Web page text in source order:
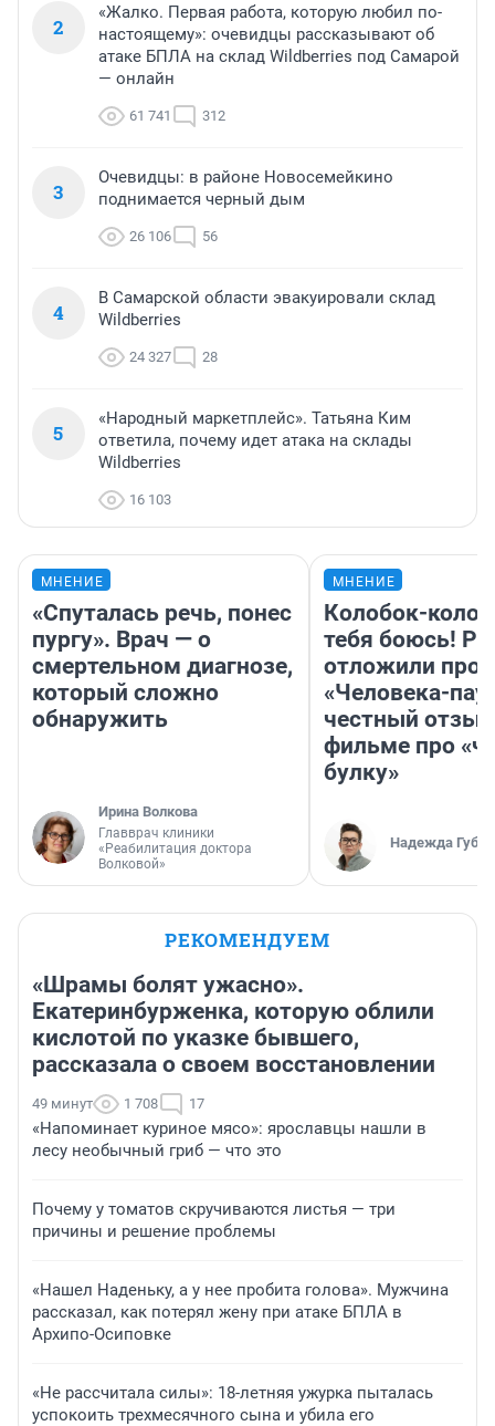
2
«Жалко. Первая работа, которую любил по-
настоящему»: очевидцы рассказывают об
атаке БПЛА на склад Wildberries под Самарой
— онлайн
61 741 312
3
Очевидцы: в районе Новосемейкино
поднимается черный дым
26 106 56
4
В Самарской области эвакуировали склад
Wildberries
24 327 28
5
«Народный маркетплейс». Татьяна Ким
ответила, почему идет атака на склады
Wildberries
16 103
МНЕНИЕ
«Спуталась речь, понес
пургу». Врач — о
смертельном диагнозе,
который сложно
обнаружить
Ирина Волкова
Главврач клиники
«Реабилитация доктора
Волковой»
МНЕНИЕ
Колобок-
тебя боюсь!
отложили
«Человека-
честный
фильме про
булку»
Надежда
РЕКОМЕНДУЕМ
«Шрамы болят ужасно».
Екатеринбурженка, которую облили
кислотой по указке бывшего,
рассказала о своем восстановлении
49 минут 1 708 17
«Напоминает куриное мясо»: ярославцы нашли в
лесу необычный гриб — что это
Почему у томатов скручиваются листья — три
причины и решение проблемы
«Нашел Наденьку, а у нее пробита голова». Мужчина
рассказал, как потерял жену при атаке БПЛА в
Архипо-Осиповке
«Не рассчитала силы»: 18-летняя ужурка пыталась
успокоить трехмесячного сына и убила его